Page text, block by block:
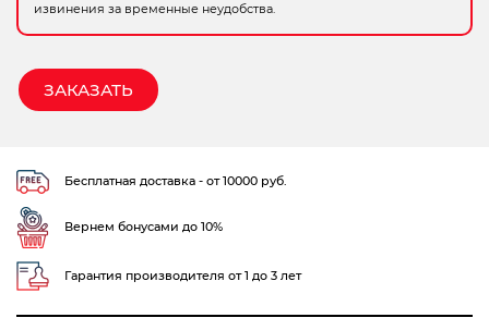
извинения за временные неудобства.
ЗАКАЗАТЬ
Бесплатная доставка - от 10000 руб.
Вернем бонусами до 10%
Гарантия производителя от 1 до 3 лет